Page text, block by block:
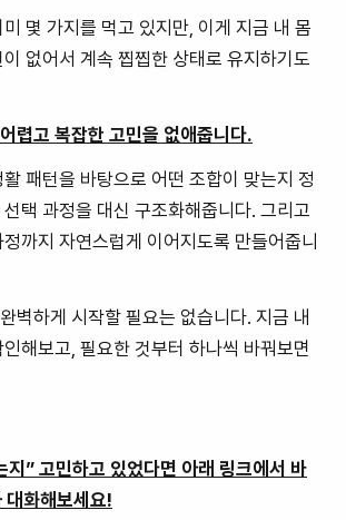
몇 가지를 먹고 있지만, 이게 지금 내 몸
없어서 계속 찝찝한 상태로 유지하기도
렵고 복잡한 고민을 없애줍니다.
패턴을 바탕으로 어떤 조합이 맞는지 정
택 과정을 대신 구조화해줍니다. 그리고
까지 자연스럽게 이어지도록 만들어줍니
벽하게 시작할 필요는 없습니다. 지금 내
해보고, 필요한 것부터 하나씩 바꿔보면
지” 고민하고 있었다면 아래 링크에서 바
화해보세요!